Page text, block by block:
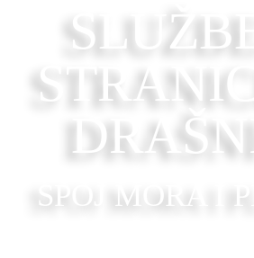
SPOJ MORA I